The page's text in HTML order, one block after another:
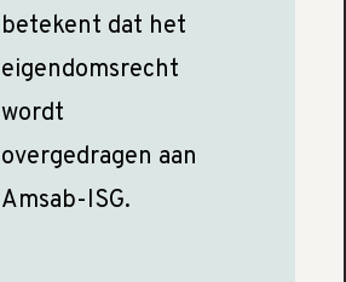
betekent dat het
eigendomsrecht
wordt
overgedragen aan
Amsab-ISG.